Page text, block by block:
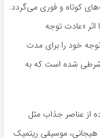
کوتاه و فوری می‌گردد.
«عادت توجه
خود را برای مدت
شرطی شده است که به
از عناصر جذاب مثل
موسیقی ریتمیک